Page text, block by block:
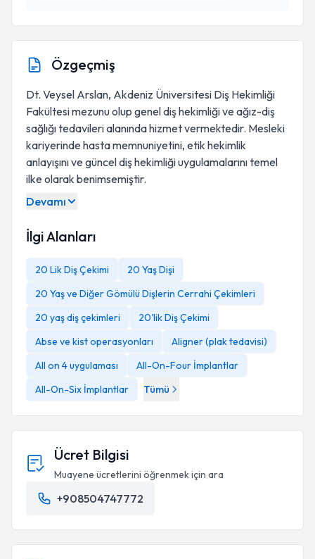
Özgeçmiş
Dt. Veysel Arslan, Akdeniz Üniversitesi Diş Hekimliği
Fakültesi mezunu olup genel diş hekimliği ve ağız-diş
sağlığı tedavileri alanında hizmet vermektedir. Mesleki
kariyerinde hasta memnuniyetini, etik hekimlik
anlayışını ve güncel diş hekimliği uygulamalarını temel
ilke olarak benimsemiştir.
Devamı
İlgi Alanları
20 Lik Diş Çekimi
20 Yaş Dişi
20 Yaş ve Diğer Gömülü Dişlerin Cerrahi Çekimleri
20 yaş diş çekimleri
20'lik Diş Çekimi
Abse ve kist operasyonları
Aligner (plak tedavisi)
All on 4 uygulaması
All-On-Four İmplantlar
All-On-Six İmplantlar
Tümü
Ücret Bilgisi
Muayene ücretlerini öğrenmek için ara
+908504747772